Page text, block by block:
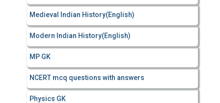
Medieval Indian History(English)
Modern Indian History(English)
MP GK
NCERT mcq questions with answers
Physics GK